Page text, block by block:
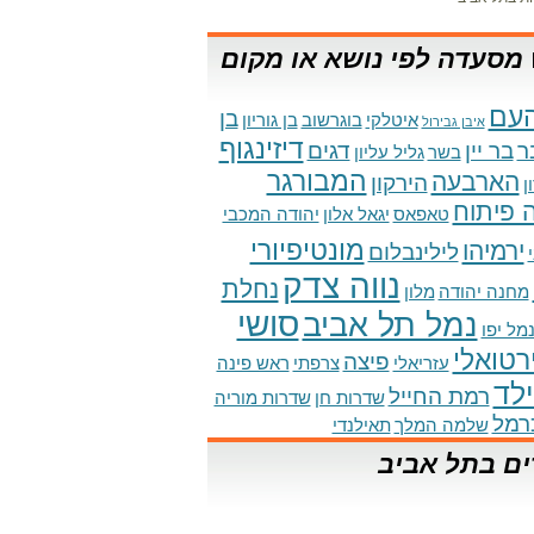
לפי נושא או מקום
איבן גבירול איטלקי בוגרשוב בן גוריון בן
בר יין בשר גליל עליון דגים דיזינגוף
הארבעה הירקון המבורגר
פיתוח טאפאס יגאל אלון יהודה המכבי
ירמיהו לילינבלום מונטיפיורי
מחנה יהודה מלון נווה צדק נחלת
נמל יפו נמל תל אביבסושי
עזריאלי פיצה צרפתי ראש פינה
רמת החייל שדרות חן שדרות מוריה
שלמה המלך תאילנדי
בתל אביב